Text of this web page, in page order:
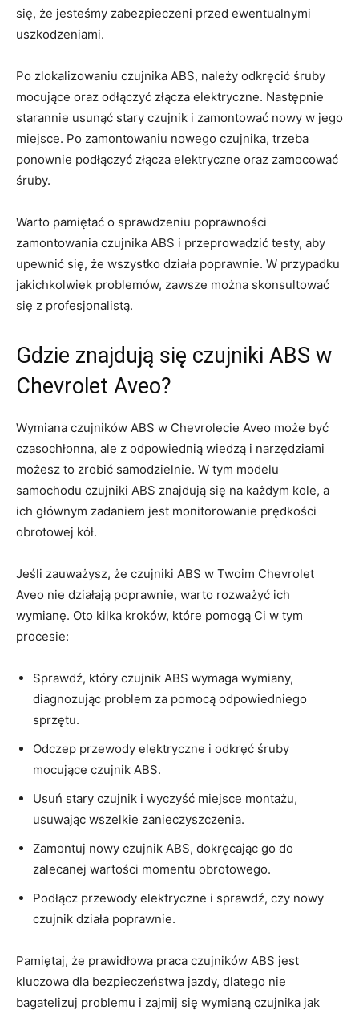
się, że‍ jesteśmy zabezpieczeni przed ewentualnymi​
uszkodzeniami.
Po zlokalizowaniu czujnika ABS, należy odkręcić ⁣śruby
mocujące oraz odłączyć złącza elektryczne. Następnie
starannie​ usunąć stary czujnik i zamontować nowy​ w jego
miejsce. Po zamontowaniu nowego czujnika,​ trzeba
ponownie podłączyć złącza elektryczne oraz zamocować
śruby.
Warto⁤ pamiętać o sprawdzeniu poprawności
zamontowania czujnika ABS i przeprowadzić testy, aby
upewnić się, że wszystko działa poprawnie. W przypadku
jakichkolwiek problemów, zawsze można skonsultować
się⁣ z profesjonalistą.
Gdzie znajdują się czujniki ABS w​
Chevrolet Aveo?
Wymiana czujników ABS w Chevrolecie Aveo może być
czasochłonna, ale z ⁤odpowiednią ⁣wiedzą i narzędziami
możesz to zrobić samodzielnie. W tym modelu
samochodu czujniki ABS znajdują się na każdym ​kole, a
ich ⁢głównym ⁢zadaniem jest monitorowanie ‍prędkości
obrotowej kół.
Jeśli zauważysz, że czujniki ABS w‍ Twoim Chevrolet
Aveo nie działają poprawnie, warto rozważyć ich
wymianę. Oto kilka kroków, które pomogą Ci w tym
procesie:
Sprawdź, który czujnik ⁢ABS wymaga wymiany,
diagnozując problem za pomocą odpowiedniego
sprzętu.
Odczep przewody elektryczne i odkręć śruby
mocujące czujnik ABS.
Usuń stary czujnik i​ wyczyść ‍miejsce montażu,
usuwając wszelkie zanieczyszczenia.
Zamontuj nowy czujnik ABS, dokręcając go do
zalecanej ‍wartości momentu obrotowego.
Podłącz przewody elektryczne i sprawdź, czy nowy
czujnik działa poprawnie.
Pamiętaj, że prawidłowa⁣ praca czujników ABS jest
⁣kluczowa​ dla bezpieczeństwa jazdy, dlatego nie
bagatelizuj problemu i zajmij się ​wymianą czujnika jak